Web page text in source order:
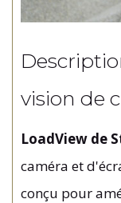
vision de
LoadView de
caméra et
conçu pour